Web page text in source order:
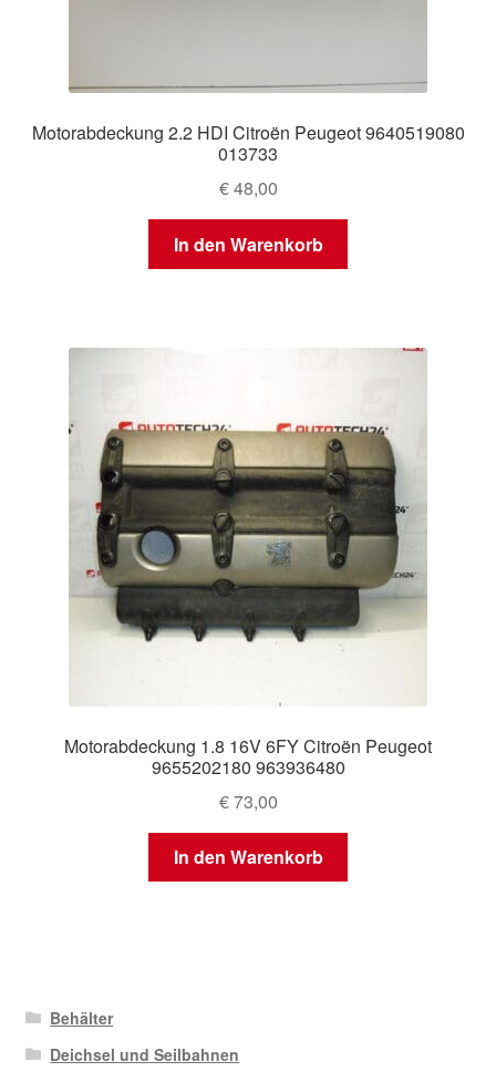
Motorabdeckung 2.2 HDI Citroën Peugeot 9640519080
013733
€48,00
In den Warenkorb
Motorabdeckung 1.8 16V 6FY Citroën Peugeot
9655202180 963936480
€73,00
In den Warenkorb
Behälter
Deichsel und Seilbahnen